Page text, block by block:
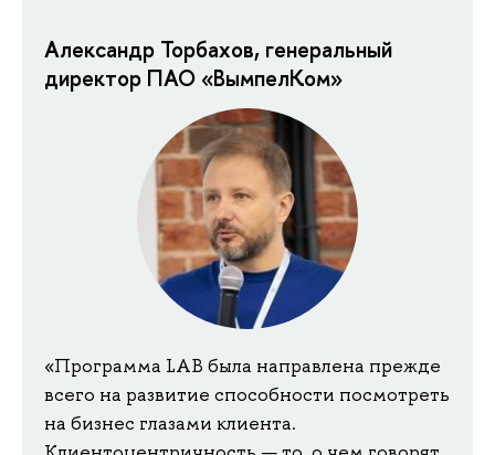
Александр Торбахов, генеральный
директор ПАО «ВымпелКом»
«Программа LAB была направлена прежде
всего на развитие способности посмотреть
на бизнес глазами клиента.